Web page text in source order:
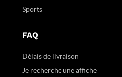
Sports
FAQ
Délais de livraison
Je recherche une affiche